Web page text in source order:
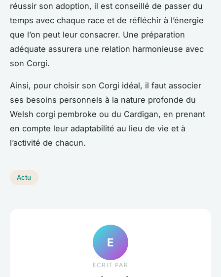
réussir son adoption, il est conseillé de passer du
temps avec chaque race et de réfléchir à l’énergie
que l’on peut leur consacrer. Une préparation
adéquate assurera une relation harmonieuse avec
son Corgi.
Ainsi, pour choisir son Corgi idéal, il faut associer
ses besoins personnels à la nature profonde du
Welsh corgi pembroke ou du Cardigan, en prenant
en compte leur adaptabilité au lieu de vie et à
l’activité de chacun.
Actu
E
ECRIT PAR